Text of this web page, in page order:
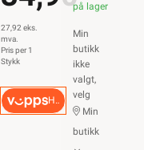
27,92 eks.
mva.
Pris per 1
Stykk
Hurtigkasse
på lager
Min
butikk
ikke
valgt,
velg
Min
butikk